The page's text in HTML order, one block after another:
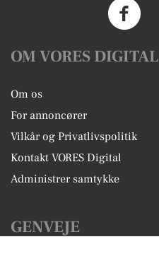
OM VORES DIGITAL
Om os
For annoncører
Vilkår og Privatlivspolitik
Kontakt VORES Digital
Administrer samtykke
GENVEJE